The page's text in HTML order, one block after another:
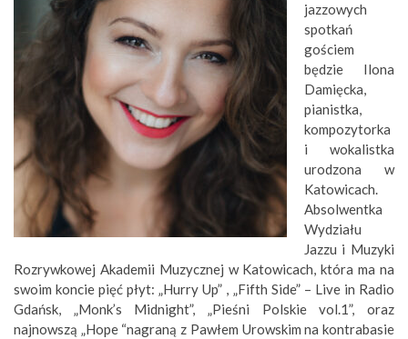
jazzowych
spotkań
gościem
będzie Ilona
Damięcka,
pianistka,
kompozytorka
i wokalistka
urodzona w
Katowicach.
Absolwentka
Wydziału
Jazzu i Muzyki
Rozrywkowej Akademii Muzycznej w Katowicach, która ma na
swoim koncie pięć płyt: „Hurry Up” , „Fifth Side” – Live in Radio
Gdańsk, „Monk’s Midnight”, „Pieśni Polskie vol.1”, oraz
najnowszą „Hope “nagraną z Pawłem Urowskim na kontrabasie